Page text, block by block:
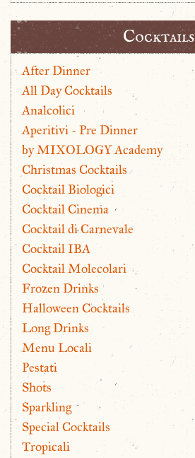
Cocktails
After Dinner
All Day Cocktails
Analcolici
Aperitivi - Pre Dinner
by MIXOLOGY Academy
Christmas Cocktails
Cocktail Biologici
Cocktail Cinema
Cocktail di Carnevale
Cocktail IBA
Cocktail Molecolari
Frozen Drinks
Halloween Cocktails
Long Drinks
Menu Locali
Pestati
Shots
Sparkling
Special Cocktails
Tropicali